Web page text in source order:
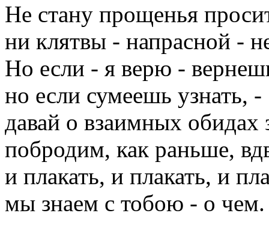
Не стану прощенья
ни клятвы - напрасной -
Но если - я верю -
но если сумеешь узнать, -
давай о взаимных обидах
побродим, как раньше,
и плакать, и плакать, и
мы знаем с тобою - о чем.